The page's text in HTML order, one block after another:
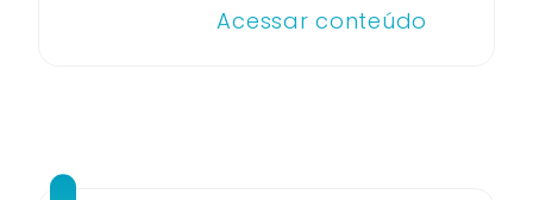
Acessar conteúdo